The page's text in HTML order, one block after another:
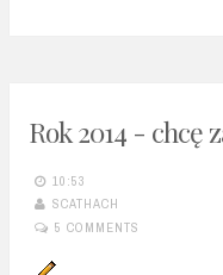
Rok 2014 - chcę
10:53
SCATHACH
5 COMMENTS